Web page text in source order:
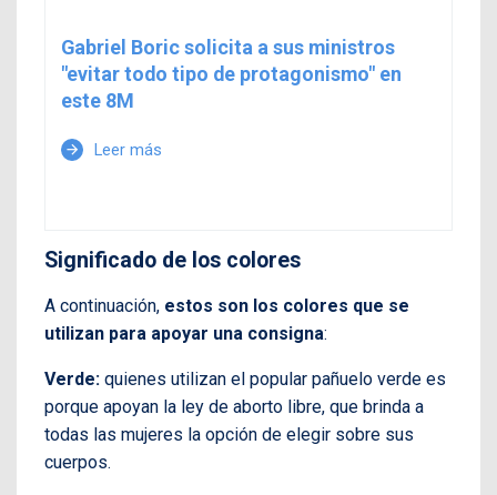
Gabriel Boric solicita a sus ministros
"evitar todo tipo de protagonismo" en
este 8M
arrow_forward Leer más
Significado de los colores
A continuación, estos son los colores que se
utilizan para apoyar una consigna:
Verde: quienes utilizan el popular pañuelo verde es
porque apoyan la ley de aborto libre, que brinda a
todas las mujeres la opción de elegir sobre sus
cuerpos.